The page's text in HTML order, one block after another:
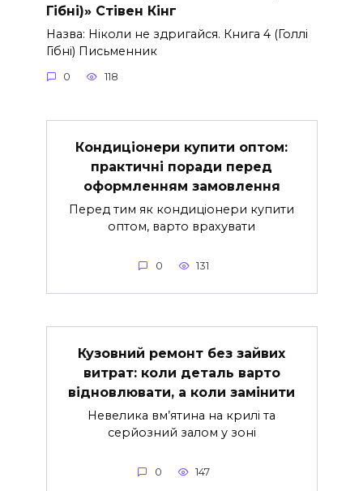
Гібні)» Стівен Кінг
Назва: Ніколи не здригайся. Книга 4 (Голлі
Гібні) Письменник
0 118
Кондиціонери купити оптом:
практичні поради перед
оформленням замовлення
Перед тим як кондиціонери купити
оптом, варто врахувати
0 131
Кузовний ремонт без зайвих
витрат: коли деталь варто
відновлювати, а коли замінити
Невелика вм’ятина на крилі та
серйозний залом у зоні
0 147